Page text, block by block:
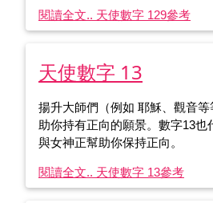
閱讀全文.. 天使數字 129參考
天使數字 13
揚升大師們（例如 耶穌、觀音
助你持有正向的願景。數字13也
與女神正幫助你保持正向。
閱讀全文.. 天使數字 13參考